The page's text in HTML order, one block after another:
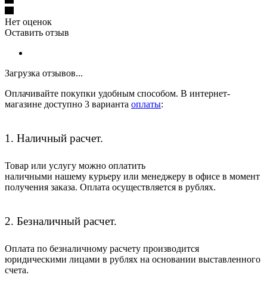
Нет оценок
Оставить отзыв
Загрузка отзывов...
Оплачивайте покупки удобным способом. В интернет-
магазине доступно 3 варианта оплаты:
1. Наличный расчет.
Товар или услугу можно оплатить
наличными нашему курьеру или менеджеру в офисе в момент
получения заказа. Оплата осуществляется в рублях.
2. Безналичный расчет.
Оплата по безналичному расчету производится
юридическими лицами в рублях на основании выставленного
счета.